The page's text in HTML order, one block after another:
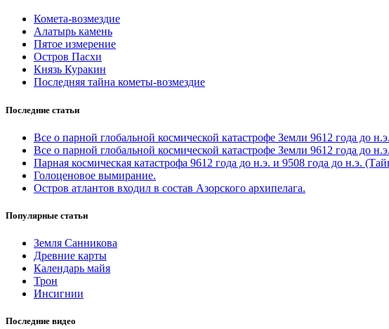
Комета-возмездие
Алатырь камень
Пятое измерение
Остров Пасхи
Князь Куракин
Последняя тайна кометы-возмездие
Последние статьи
Все о парной глобальной космической катастрофе Земли 9612 года до
Все о парной глобальной космической катастрофе Земли 9612 года до
Парная космическая катастрофа 9612 года до н.э. и 9508 года до н.э.
Голоценовое вымирание.
Остров атлантов входил в состав Азорского архипелага.
Популярные статьи
Земля Санникова
Древние карты
Календарь майя
Трон
Инсигнии
Последние видео